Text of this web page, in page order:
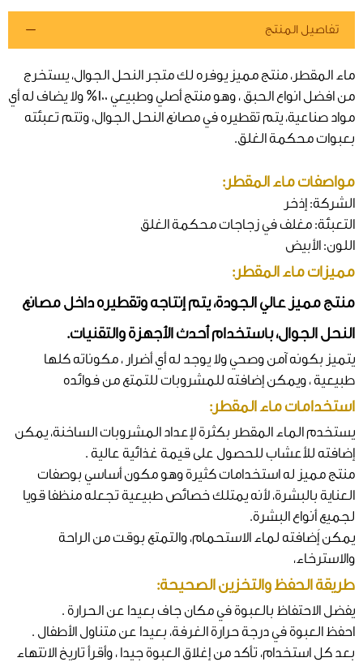
تفاصيل المنتج
ماء المقطر، منتج مميز يوفره لك متجر النحل الجوال، يستخرج
من افضل انواع الحبق ، وهو منتج أصلي وطبيعي 100% ولا يضاف له أي
مواد صناعية، يتم تقطيره في مصانع النحل الجوال، وتتم تعبئته
بعبوات محكمة الغلق.
مواصفات ماء المقطر:
الشركة: إذخر
التعبئة: مغلف في زجاجات محكمة الغلق
اللون: الأبيض
مميزات ماء المقطر:
منتج مميز عالي الجودة، يتم إنتاجه وتقطيره داخل مصانع
النحل الجوال، باستخدام أحدث الأجهزة والتقنيات.
يتميز بكونه آمن وصحي ولا يوجد له أي أضرار ، مكوناته كلها
طبيعية ، ويمكن إضافته للمشروبات للتمتع من فوائده
استخدامات ماء المقطر:
يستخدم الماء المقطر بكثرة لإعداد المشروبات الساخنة، يمكن
إضافته للأعشاب للحصول على قيمة غذائية عالية .
منتج مميز له استخدامات كثيرة وهو مكون أساسي بوصفات
العناية بالبشرة، لأنه يمتلك خصائص طبيعية تجعله منظفا قويا
لجميع أنواع البشرة.
يمكن إَضافته لماء الاستحمام، والتمتع بوقت من الراحة
والاسترخاء،
طريقة الحفظ والتخزين الصحيحة:
يفضل الاحتفاظ بالعبوة في مكان جاف بعيدا عن الحرارة .
احفظ العبوة في درجة حرارة الغرفة، بعيدا عن متناول الأطفال .
بعد كل استخدام، تأكد من إغلاق العبوة جيدا ، وأقرأ تاريخ الانتهاء